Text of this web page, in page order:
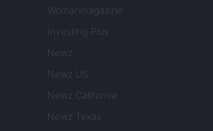
Womanmagazine
Investing Plus
Newz
Newz US
Newz California
Newz Texas